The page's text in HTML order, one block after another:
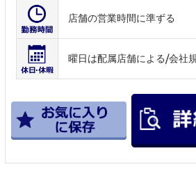
店舗の営業時間に準ずる
曜日は配属店舗による/会社